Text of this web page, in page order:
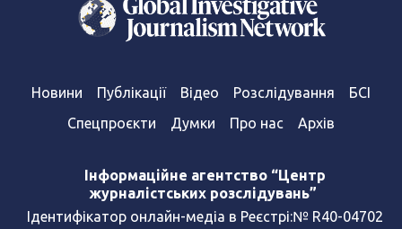
Новини Публікації Відео Розслідування
БСІ
Спецпроєкти
Думки Про нас Архів
Інформаційне агентство “Центр
журналістських розслідувань”
Ідентифікатор онлайн-медіа в Реєстрі:№ R40-04702